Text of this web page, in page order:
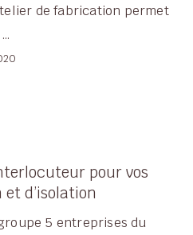
de fabrication permet
pour vos
d’isolation
5 entreprises du